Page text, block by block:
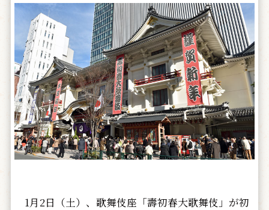
1月2日（土）、歌舞伎座「壽初春大歌舞伎」が初